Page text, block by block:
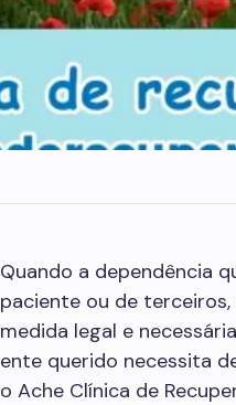
Quando a dependência
paciente ou de terceiros,
medida legal e
ente querido necessita
o Ache Clínica de